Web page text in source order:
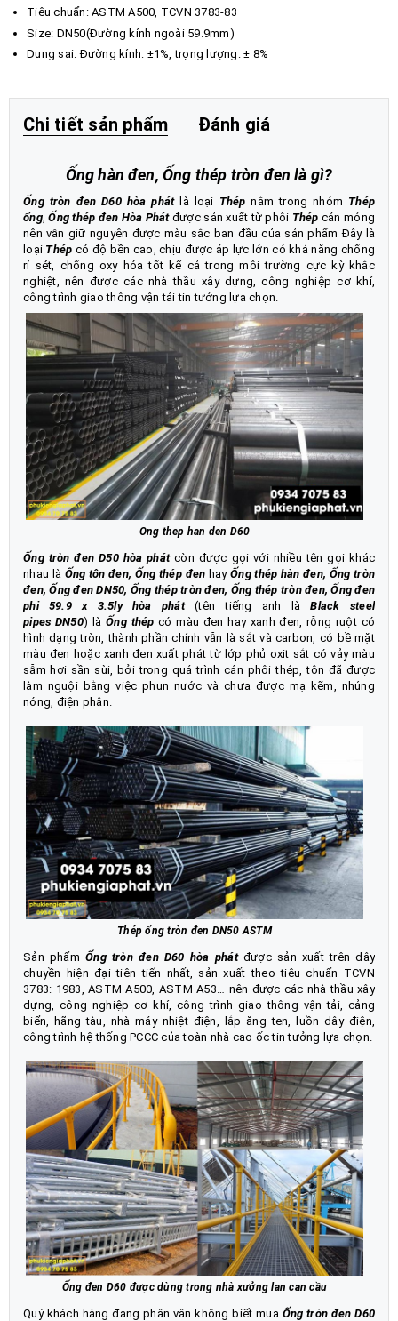
Tiêu chuẩn: ASTM A500, TCVN 3783-83
Size: DN50(Đường kính ngoài 59.9mm)
Dung sai: Đường kính: ±1%, trọng lượng: ± 8%
Chi tiết sản phẩm Đánh giá
Ống hàn đen,Ống thép tròn đen là gì?
Ống tròn đen D60 hòa phát là loại Thép nằm trong nhóm Thép
ống,Ống thép đen Hòa Phátđược sản xuất từ phôi Thép cán mỏng
nên vẫn giữ nguyên được màu sắc ban đầu của sản phẩm Đây là
loại Thép có độ bền cao, chịu được áp lực lớn có khả năng chống
rỉ sét, chống oxy hóa tốt kể cả trong môi trường cực kỳ khắc
nghiệt, nên được các nhà thầu xây dựng, công nghiệp cơ khí,
công trình giao thông vận tải tin tưởng lựa chọn.
Ong thep han den D60
Ống tròn đen D50 hòa phátcòn được gọi với nhiều tên gọi khác
nhau là Ống tôn đen, Ống thép đen hayỐng thép hàn đen, Ống tròn
đen, Ống đen DN50, Ống thép tròn đen, Ống thép tròn đen,Ống đen
phi 59.9 x 3.5ly hòa phát
(tên tiếng anh làBlack steel
pipes DN50) làỐng thép có màu đen hay xanh đen, rỗng ruột có
hình dạng tròn, thành phần chính vẫn là sắt và carbon, có bề mặt
màu đen hoặc xanh đen xuất phát từ lớp phủ oxit sắt có vảy màu
sẫm hơi sần sùi, bởi trong quá trình cán phôi thép, tôn đã được
làm nguội bằng việc phun nước và chưa được mạ kẽm, nhúng
nóng, điện phân.
Thép ống tròn đen DN50 ASTM
Sản phẩmỐng tròn đen D60 hòa phát được sản xuất trên dây
chuyền hiện đại tiên tiến nhất, sản xuất theo tiêu chuẩn TCVN
3783: 1983, ASTM A500, ASTM A53… nên được các nhà thầu xây
dựng, công nghiệp cơ khí, công trình giao thông vận tải, cảng
biển, hãng tàu, nhà máy nhiệt điện, lắp ăng ten, luồn dây điện,
công trình hệ thống PCCC của toàn nhà cao ốc tin tưởng lựa chọn.
Ống đen D60 được dùng trong nhà xưởng lan can cầu
Quý khách hàng đang phân vân không biết mua Ống tròn đen D60